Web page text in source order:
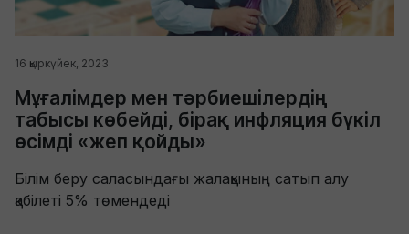
16 қыркүйек, 2023
Мұғалімдер мен тәрбиешілердің
табысы көбейді, бірақ инфляция бүкіл
өсімді «жеп қойды»
Білім беру саласындағы жалақының сатып алу
қабілеті 5% төмендеді